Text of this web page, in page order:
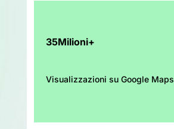
35Milioni+
Visualizzazioni su Google Maps